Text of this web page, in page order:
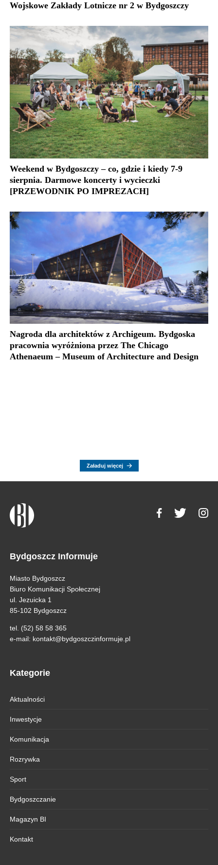
Wojskowe Zakłady Lotnicze nr 2 w Bydgoszczy
Weekend w Bydgoszczy – co, gdzie i kiedy 7-9
sierpnia. Darmowe koncerty i wycieczki
[PRZEWODNIK PO IMPREZACH]
Nagroda dla architektów z Archigeum. Bydgoska
pracownia wyróżniona przez The Chicago
Athenaeum – Museum of Architecture and Design
Załaduj więcej
Bydgoszcz Informuje
Miasto Bydgoszcz
Biuro Komunikacji Społecznej
ul. Jezuicka 1
85-102 Bydgoszcz
tel. (52) 58 58 365
e-mail: kontakt@bydgoszczinformuje.pl
Kategorie
Aktualności
Inwestycje
Komunikacja
Rozrywka
Sport
Bydgoszczanie
Magazyn BI
Kontakt